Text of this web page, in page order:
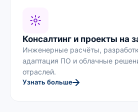
Консалтинг и проекты на
Инженерные расчёты,
адаптация ПО и облачные
отраслей.
Узнать больше